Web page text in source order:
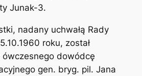
Junak-3.
nadany uchwałą Rady
roku, został
dowódcę
gen. bryg. pil. Jana